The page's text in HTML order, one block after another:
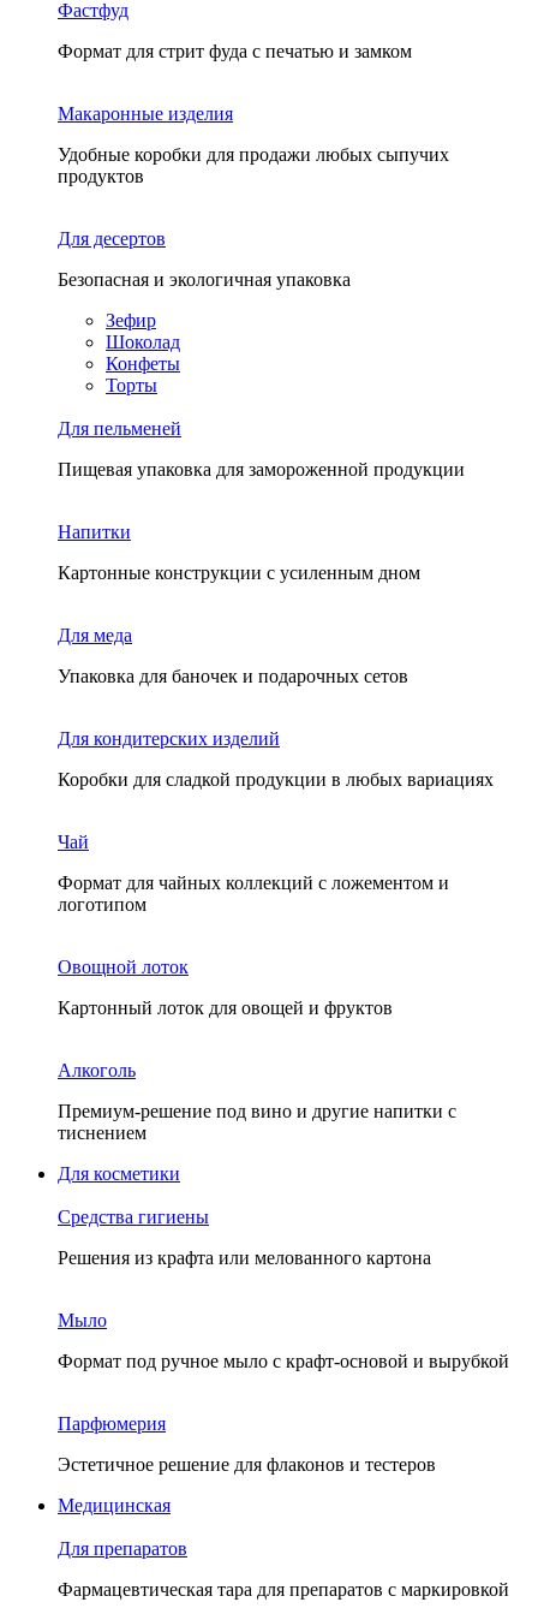
Фастфуд
Формат для стрит фуда с печатью и замком
Макаронные изделия
Удобные коробки для продажи любых сыпучих
продуктов
Для десертов
Безопасная и экологичная упаковка
Зефир
Шоколад
Конфеты
Торты
Для пельменей
Пищевая упаковка для замороженной продукции
Напитки
Картонные конструкции с усиленным дном
Для меда
Упаковка для баночек и подарочных сетов
Для кондитерских изделий
Коробки для сладкой продукции в любых вариациях
Чай
Формат для чайных коллекций с ложементом и
логотипом
Овощной лоток
Картонный лоток для овощей и фруктов
Алкоголь
Премиум-решение под вино и другие напитки с
тиснением
Для косметики
Средства гигиены
Решения из крафта или мелованного картона
Мыло
Формат под ручное мыло с крафт-основой и вырубкой
Парфюмерия
Эстетичное решение для флаконов и тестеров
Медицинская
Для препаратов
Фармацевтическая тара для препаратов с маркировкой